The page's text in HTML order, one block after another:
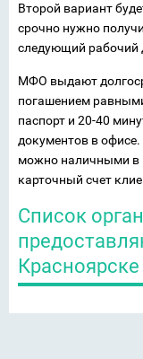
Второй вариант
срочно нужно
следующий рабочий
МФО выдают
погашением
паспорт и 20-40
документов в
можно наличными в
карточный счет
Список
Красноярске